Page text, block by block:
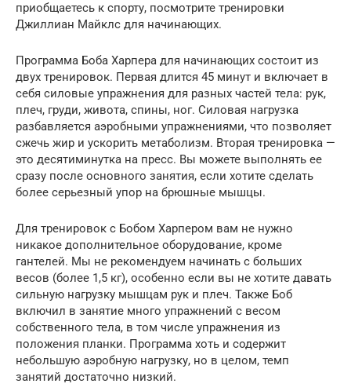
приобщаетесь к спорту, посмотрите тренировки
Джиллиан Майклс для начинающих.
Программа Боба Харпера для начинающих состоит из
двух тренировок. Первая длится 45 минут и включает в
себя силовые упражнения для разных частей тела: рук,
плеч, груди, живота, спины, ног. Силовая нагрузка
разбавляется аэробными упражнениями, что позволяет
сжечь жир и ускорить метаболизм. Вторая тренировка —
это десятиминутка на пресс. Вы можете выполнять ее
сразу после основного занятия, если хотите сделать
более серьезный упор на брюшные мышцы.
Для тренировок с Бобом Харпером вам не нужно
никакое дополнительное оборудование, кроме
гантелей. Мы не рекомендуем начинать с больших
весов (более 1,5 кг), особенно если вы не хотите давать
сильную нагрузку мышцам рук и плеч. Также Боб
включил в занятие много упражнений с весом
собственного тела, в том числе упражнения из
положения планки. Программа хоть и содержит
небольшую аэробную нагрузку, но в целом, темп
занятий достаточно низкий.